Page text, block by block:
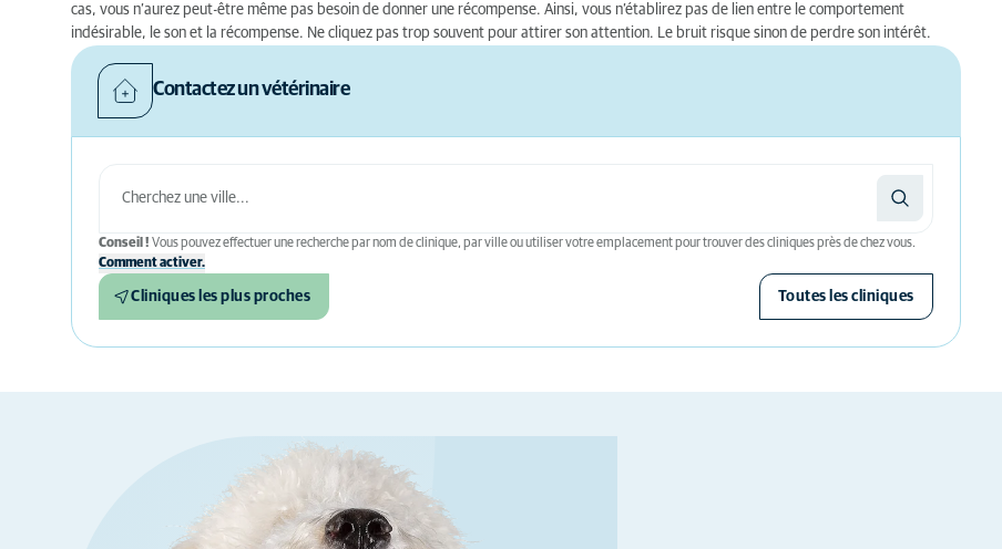
cas, vous n’aurez peut-être même pas besoin de donner une récompense. Ainsi, vous n’établirez pas de lien entre le comportement
indésirable, le son et la récompense. Ne cliquez pas trop souvent pour attirer son attention. Le bruit risque sinon de perdre son intérêt.
Contactez un vétérinaire
Conseil ! Vous pouvez effectuer une recherche par nom de clinique, par ville ou utiliser votre emplacement pour trouver des cliniques près de chez vous.
Comment activer.
Cliniques les plus proches Toutes les cliniques